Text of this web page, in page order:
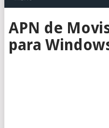
APN de
para